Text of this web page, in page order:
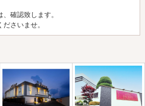
確認致します。
さいませ。